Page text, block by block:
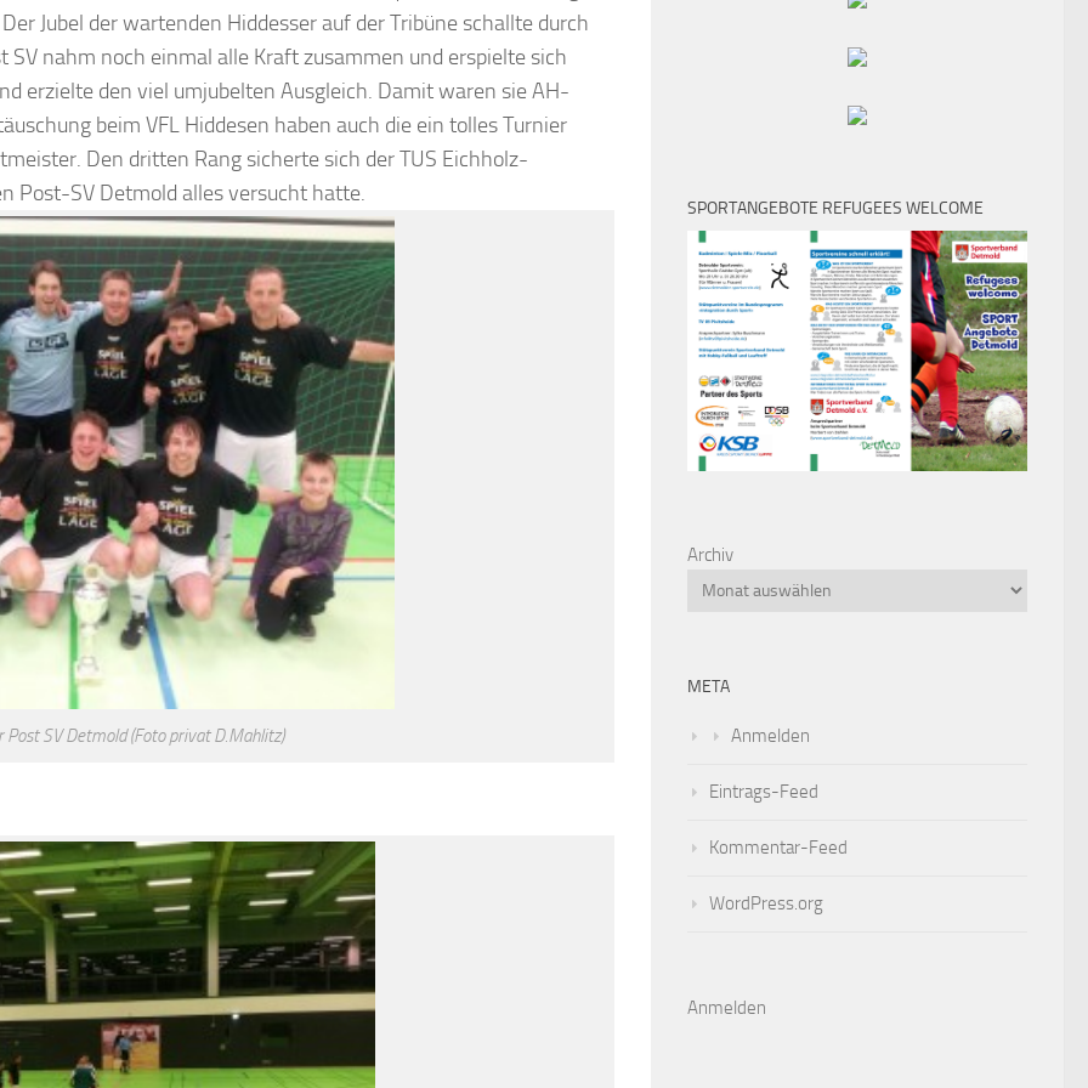
Jubel der wartenden Hiddesser auf der Tribüne schallte durch
SV nahm noch einmal alle Kraft zusammen und erspielte sich
erzielte den viel umjubelten Ausgleich. Damit waren sie AH-
beim VFL Hiddesen haben auch die ein tolles Turnier
Den dritten Rang sicherte sich der TUS Eichholz-
Post-SV Detmold alles versucht hatte.
SV Detmold (Foto privat D.Mahlitz)
SPORTANGEBOTE REFUGEES WELCOME
Archiv
META
Anmelden
Eintrags-Feed
Kommentar-Feed
WordPress.org
Anmelden